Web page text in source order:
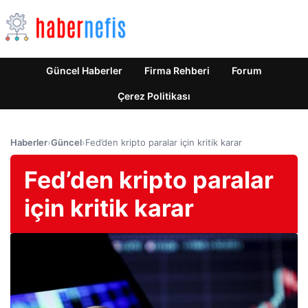
Güncel Haberler Firma Rehberi Forum
Çerez Politikası
Haberler›Güncel›Fed’den kripto paralar için kritik karar
Fed’den kripto paralar
için kritik karar